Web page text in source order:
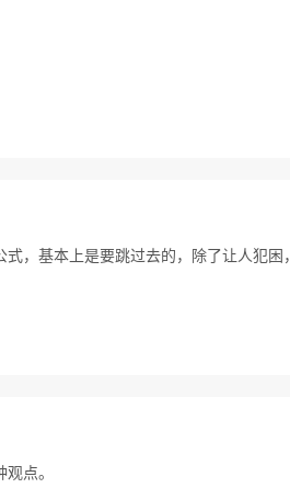
，基本上是要跳过去的，除了让人犯困
点。